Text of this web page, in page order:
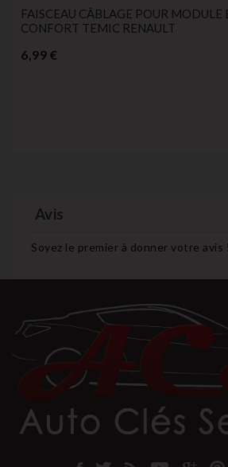
FAISCEAU CÂBLAGE POUR MODULE
CONFORT TEMIC RENAULT
6,99 €
Avis
Soyez le premier à donner votre avis !